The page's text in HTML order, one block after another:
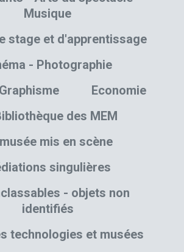
Musique
stage et d'apprentissage
- Photographie
Economie
des MEM
mis en scène
singulières
- objets non
identifiés
technologies et musées